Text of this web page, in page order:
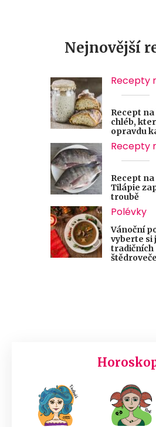
Nejnovější
Recepty
Recept
chléb,
opravdu
Recepty
Recept
Tilápie
troubě
Polévky
Vánoční
vyberte si
tradičních